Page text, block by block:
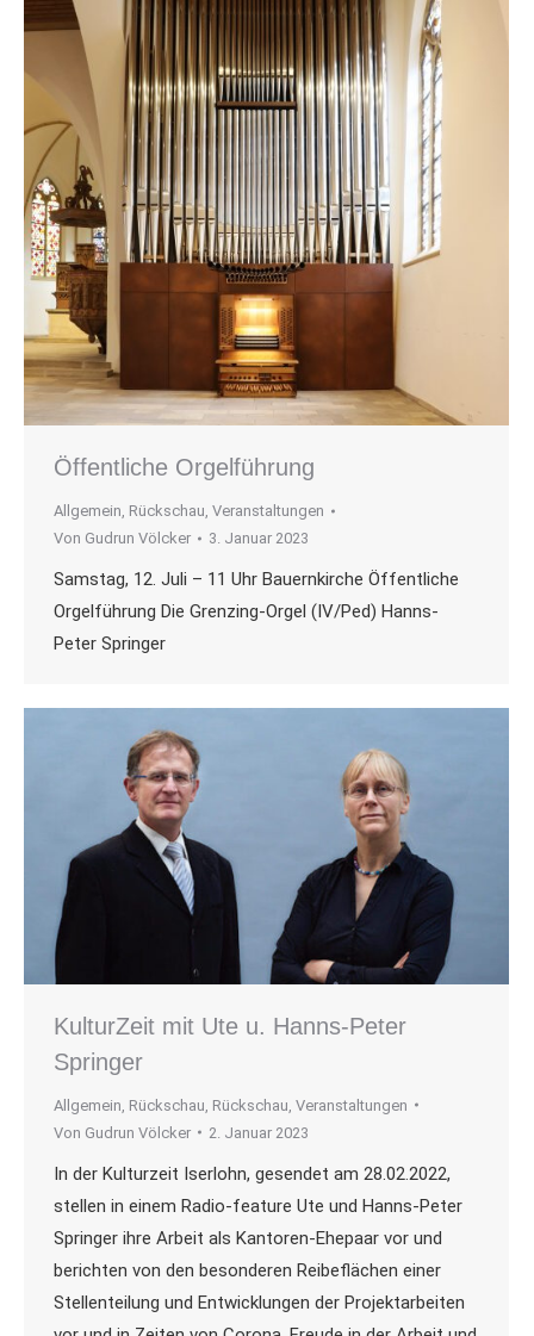
Öffentliche Orgelführung
Allgemein, Rückschau, Veranstaltungen
Von Gudrun Völcker 3. Januar 2023
Samstag, 12. Juli – 11 Uhr Bauernkirche Öffentliche
Orgelführung Die Grenzing-Orgel (IV/Ped) Hanns-
Peter Springer
KulturZeit mit Ute u. Hanns-Peter
Springer
Allgemein Rückschau Rückschau Veranstaltungen
Von Gudrun Völcker 2. Januar 2023
In der Kulturzeit Iserlohn, gesendet am 28.02.2022,
stellen in einem Radio-feature Ute und Hanns-Peter
Springer ihre Arbeit als Kantoren-Ehepaar vor und
berichten von den besonderen Reibeflächen einer
Stellenteilung und Entwicklungen der Projektarbeiten